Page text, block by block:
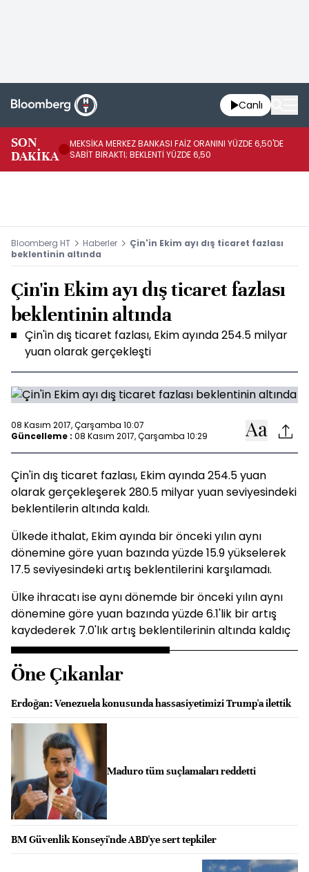
Canlı
SON
DAKİKA
MEKSİKA MERKEZ BANKASI FAİZ ORANINI YÜZDE 6,50'DE
SABİT BIRAKTI; BEKLENTİ YÜZDE 6,50
Bloomberg HT Haberler
Çin'in Ekim ayı dış ticaret fazlası
beklentinin altında
Çin'in Ekim ayı dış ticaret fazlası
beklentinin altında
Çin'in dış ticaret fazlası, Ekim ayında 254.5 milyar
yuan olarak gerçekleşti
08 Kasım 2017, Çarşamba 10:07
Güncelleme : 08 Kasım 2017, Çarşamba 10:29
Çin'in dış ticaret fazlası, Ekim ayında 254.5 yuan
olarak gerçekleşerek 280.5 milyar yuan seviyesindeki
beklentilerin altında kaldı.
Ülkede ithalat, Ekim ayında bir önceki yılın aynı
dönemine göre yuan bazında yüzde 15.9 yükselerek
17.5 seviyesindeki artış beklentilerini karşılamadı.
Ülke ihracatı ise aynı dönemde bir önceki yılın aynı
dönemine göre yuan bazında yüzde 6.1'lik bir artış
kaydederek 7.0'lık artış beklentilerinin altında kaldıç
Öne Çıkanlar
Erdoğan: Venezuela konusunda hassasiyetimizi Trump'a ilettik
Maduro tüm suçlamaları reddetti
BM Güvenlik Konseyi'nde ABD'ye sert tepkiler